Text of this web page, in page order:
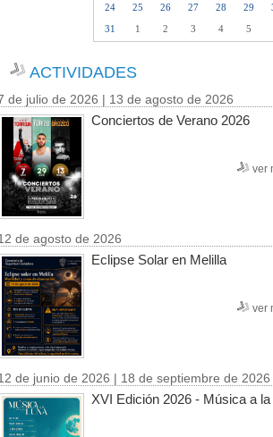
24
25 26 27 28 29
31
1 2 3 4 5
ACTIVIDADES
de julio de 2026 | 13 de agosto de 2026
Conciertos de Verano 2026
ver
de agosto de 2026
Eclipse Solar en Melilla
ver
de junio de 2026 | 18 de septiembre de 2026
XVI Edición 2026 - Música a la